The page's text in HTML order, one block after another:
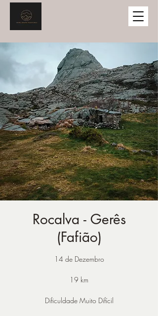
Rocalva - Gerês
(Fafião)
14 de Dezembro
19 km
Dificuldade Muito Difícil